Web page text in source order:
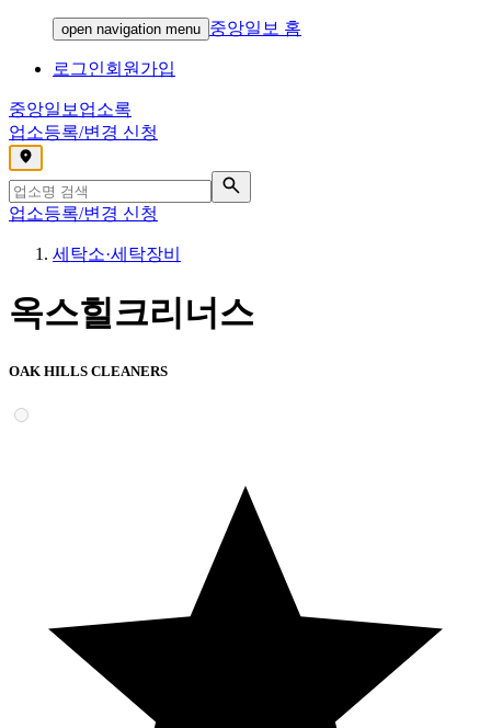
open navigation menu 중앙일보 홈
로그인회원가입
중앙일보 업소록
업소등록/변경 신청
,
업소등록/변경 신청
세탁소·세탁장비
옥스힐크리너스
OAK HILLS CLEANERS